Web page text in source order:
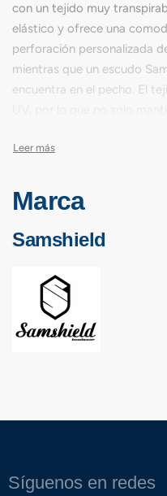
con un tejido muy
elástico y ofrece una
perforación personalizada
mientras que un escudo
encuentra en el pecho. El
Marca
Samshield
Síguenos en redes